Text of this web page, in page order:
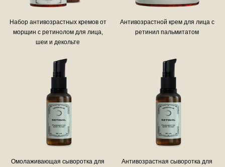
Набор антивозрастных кремов от
морщин с ретинолом для лица,
шеи и декольте
Антивозрастной крем для лица с
ретинил пальмитатом
Омолаживающая сыворотка для
Антивозрастная сыворотка для